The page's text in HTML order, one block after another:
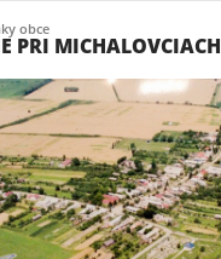
obce
PRI MICHALOVCIACH